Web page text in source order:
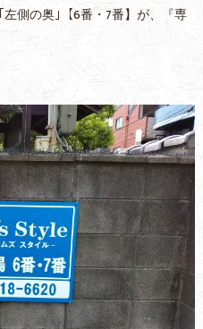
側の奥｣【6番・7番】が、『専